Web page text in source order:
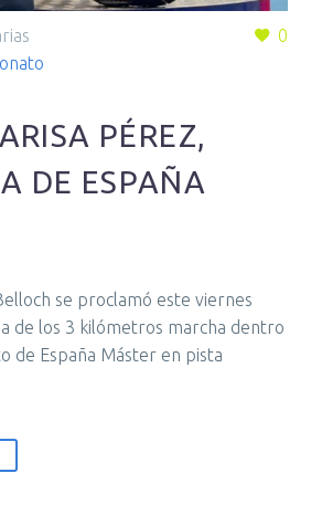
0
PÉREZ,
DE ESPAÑA
se proclamó este viernes
de los 3 kilómetros marcha dentro
de España Máster en pista